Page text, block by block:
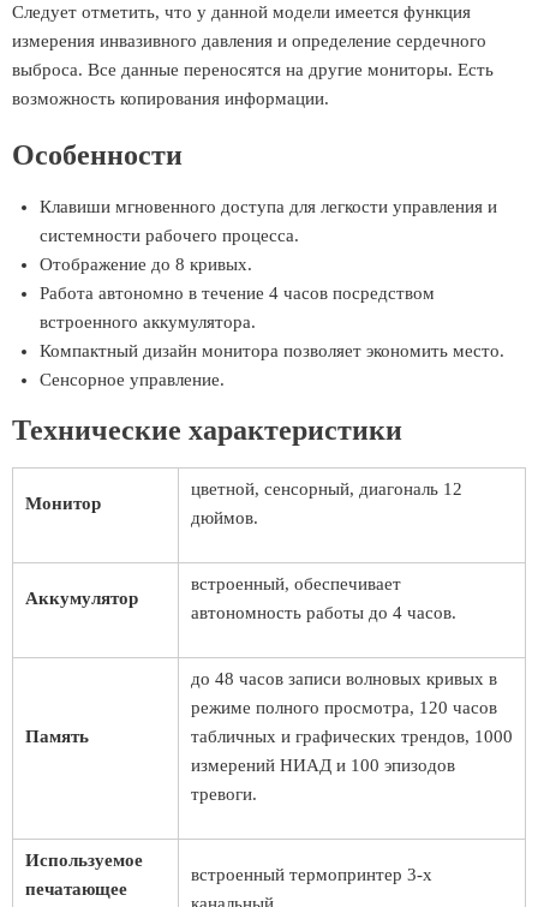
Следует отметить, что у данной модели имеется функция
измерения инвазивного давления и определение сердечного
выброса. Все данные переносятся на другие мониторы. Есть
возможность копирования информации.
Особенности
Клавиши мгновенного доступа для легкости управления и
системности рабочего процесса.
Отображение до 8 кривых.
Работа автономно в течение 4 часов посредством
встроенного аккумулятора.
Компактный дизайн монитора позволяет экономить место.
Сенсорное управление.
Технические характеристики
Монитор
цветной, сенсорный, диагональ 12
дюймов.
Аккумулятор
встроенный, обеспечивает
автономность работы до 4 часов.
Память
до 48 часов записи волновых кривых в
режиме полного просмотра, 120 часов
табличных и графических трендов, 1000
измерений НИАД и 100 эпизодов
тревоги.
Используемое
печатающее
встроенный термопринтер 3-х